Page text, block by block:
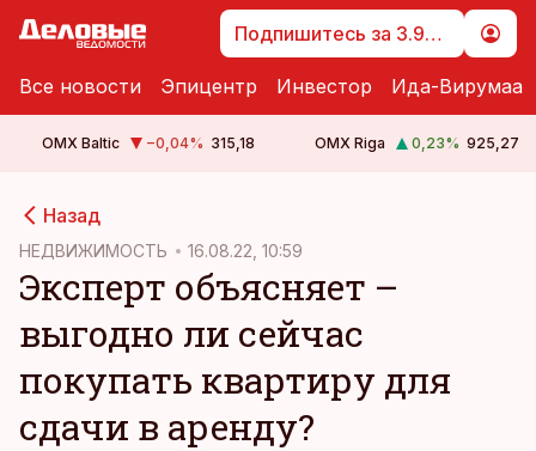
Подпишитесь за 3.99 €
Все новости Эпицентр Инвестор Ида-Вирумаа
OMX Baltic −0,04% 315,18 OMX Riga 0,23% 925,27
Назад
НЕДВИЖИМОСТЬ 16.08.22, 10:59
Эксперт объясняет –
выгодно ли сейчас
покупать квартиру для
сдачи в аренду?